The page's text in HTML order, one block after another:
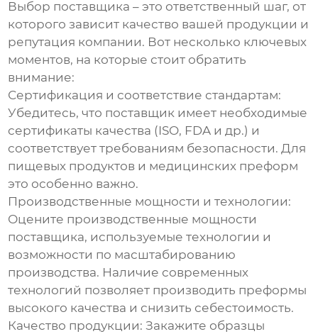
Выбор поставщика – это ответственный шаг, от
которого зависит качество вашей продукции и
репутация компании. Вот несколько ключевых
моментов, на которые стоит обратить
внимание:
Сертификация и соответствие стандартам:
Убедитесь, что поставщик имеет необходимые
сертификаты качества (ISO, FDA и др.) и
соответствует требованиям безопасности. Для
пищевых продуктов и медицинских преформ
это особенно важно.
Производственные мощности и технологии:
Оцените производственные мощности
поставщика, используемые технологии и
возможности по масштабированию
производства. Наличие современных
технологий позволяет производить преформы
высокого качества и снизить себестоимость.
Качество продукции: Закажите образцы